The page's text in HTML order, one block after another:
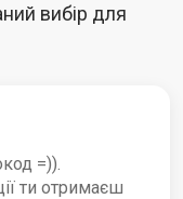
вибір для
=)).
ти отримаєш